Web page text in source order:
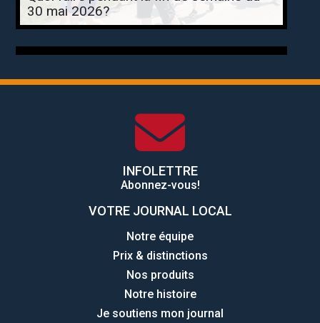
30 mai 2026?
INFOLETTRE
Abonnez-vous!
VOTRE JOURNAL LOCAL
Notre équipe
Prix & distinctions
Nos produits
Notre histoire
Je soutiens mon journal